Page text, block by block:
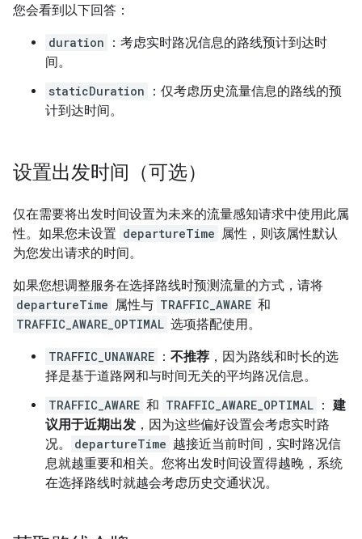
您会看到以下回答：
duration
：考虑实时路况信息的路线预计到达时
间。
staticDuration
：仅考虑历史流量信息的路线的预
计到达时间。
设置出发时间（可选）
仅在需要将出发时间设置为未来的流量感知请求中使用此属
性。如果您未设置 departureTime 属性，则该属性默认
为您发出请求的时间。
如果您想调整服务在选择路线时预测流量的方式，请将
departureTime 属性与 TRAFFIC_AWARE 和
TRAFFIC_AWARE_OPTIMAL 选项搭配使用。
TRAFFIC_UNAWARE ： 不推荐 ，因为路线和时长的选
择是基于道路网和与时间无关的平均路况信息。
TRAFFIC_AWARE 和 TRAFFIC_AWARE_OPTIMAL ： 建
议用于近期出发 ，因为这些偏好设置会考虑实时路
况。
departureTime 越接近当前时间，实时路况信
息就越重要和相关。您将出发时间设置得越晚，系统
在选择路线时就越会考虑历史交通状况。